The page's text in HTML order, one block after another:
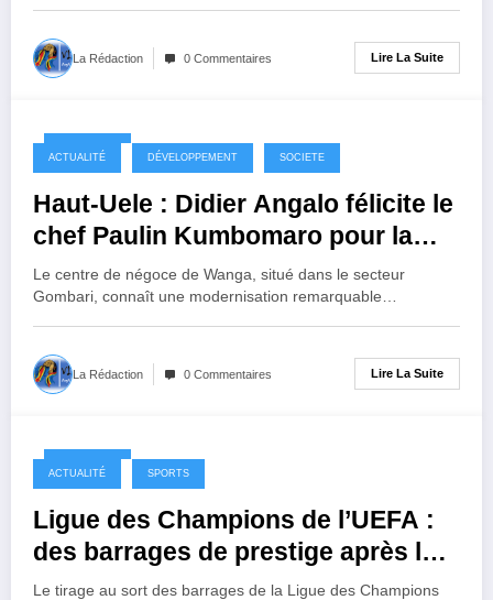
Nyamamba
La Rédaction 0 Commentaires Lire La Suite
6 mois ago
ACTUALITÉ DÉVELOPPEMENT SOCIETE
Haut-Uele : Didier Angalo félicite le
chef Paulin Kumbomaro pour la
modernisation du centre de négoce
de Wanga
Le centre de négoce de Wanga, situé dans le secteur
Gombari, connaît une modernisation remarquable…
La Rédaction 0 Commentaires Lire La Suite
6 mois ago
ACTUALITÉ SPORTS
Ligue des Champions de l’UEFA :
des barrages de prestige après le
tirage au sort
Le tirage au sort des barrages de la Ligue des Champions